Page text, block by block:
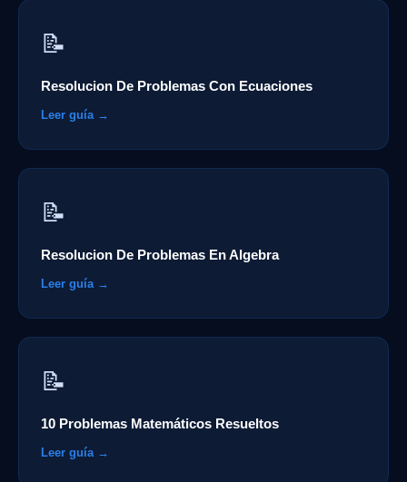
📝
Resolucion De Problemas Con Ecuaciones
Leer guía →
📝
Resolucion De Problemas En Algebra
Leer guía →
📝
10 Problemas Matemáticos Resueltos
Leer guía →